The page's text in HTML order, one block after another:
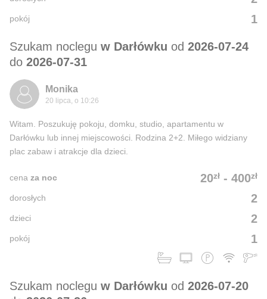
1
pokój
Szukam noclegu w Darłówku od 2026-07-24
do 2026-07-31
Monika
20 lipca, o 10:26
Witam. Poszukuję pokoju, domku, studio, apartamentu w
Darłówku lub innej miejscowości. Rodzina 2+2. Miłego widziany
plac zabaw i atrakcje dla dzieci.
20zł - 400zł
cena za noc
2
dorosłych
2
dzieci
1
pokój
Szukam noclegu w Darłówku od 2026-07-20